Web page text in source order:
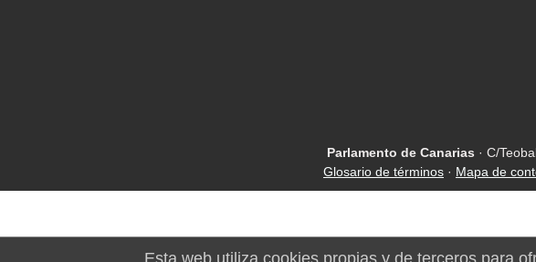
Parlamento de Canarias · C/
Glosario de términos · Mapa de
Esta web utiliza cookies propias y de terceros para